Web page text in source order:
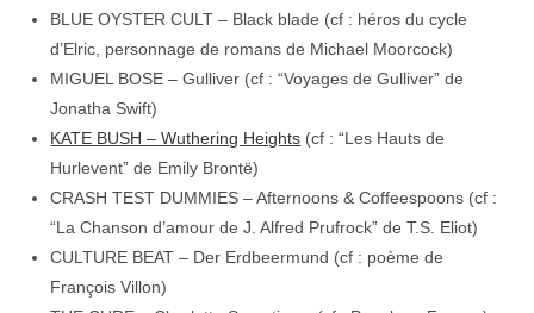
BLUE OYSTER CULT – Black blade (cf : héros du cycle
d’Elric, personnage de romans de Michael Moorcock)
MIGUEL BOSE – Gulliver (cf : “Voyages de Gulliver” de
Jonatha Swift)
KATE BUSH – Wuthering Heights (cf : “Les Hauts de
Hurlevent” de Emily Brontë)
CRASH TEST DUMMIES – Afternoons & Coffeespoons (cf :
“La Chanson d’amour de J. Alfred Prufrock” de T.S. Eliot)
CULTURE BEAT – Der Erdbeermund (cf : poème de
François Villon)